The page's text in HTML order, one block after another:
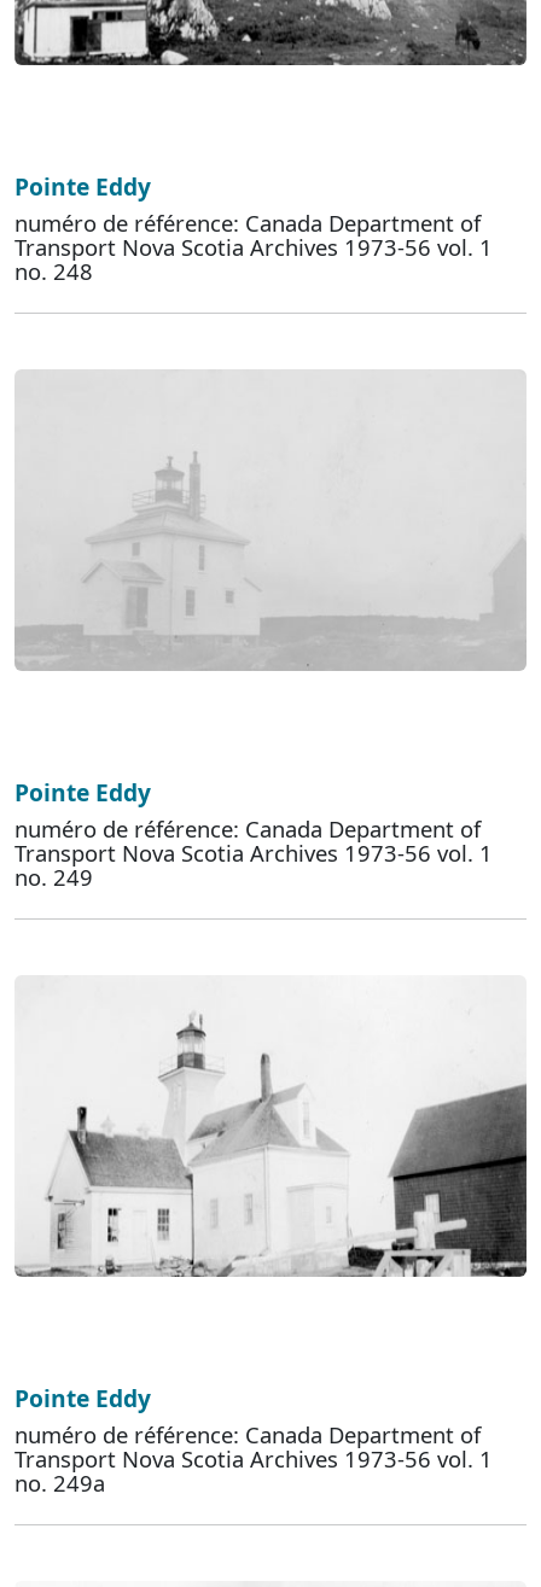
Pointe Eddy
numéro de référence: Canada Department of
Transport Nova Scotia Archives 1973-56 vol. 1
no. 248
Pointe Eddy
numéro de référence: Canada Department of
Transport Nova Scotia Archives 1973-56 vol. 1
no. 249
Pointe Eddy
numéro de référence: Canada Department of
Transport Nova Scotia Archives 1973-56 vol. 1
no. 249a